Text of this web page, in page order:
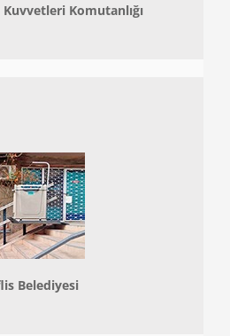
Komutanlığı
Belediyesi